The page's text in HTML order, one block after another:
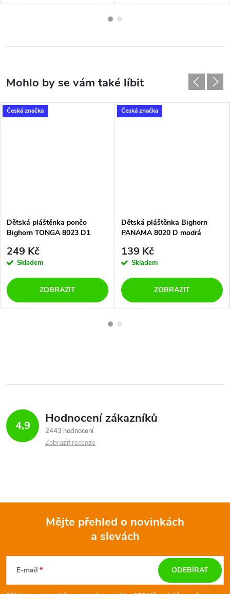
Česká značka
Dětská pláštěnka pončo
Bighorn TONGA 8023 D1
249 Kč
Skladem
ZOBRAZIT
Česká značka
Dětská pláštěnka Bighorn
PANAMA 8020 D modrá
139 Kč
Skladem
ZOBRAZIT
4,9 Hodnocení zákazníků
2443 hodnocení
Zobrazit recenze
Mějte přehled o novinkách
a slevách
E-mail ODEBÍRAT